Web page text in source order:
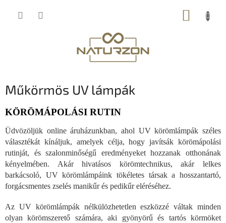
KOSÁR
Műkörmös UV lámpák
KÖRÖMÁPOLÁSI RUTIN
Üdvözöljük online áruházunkban, ahol UV körömlámpák széles
választékát kínáljuk, amelyek célja, hogy javítsák körömápolási
rutinját, és szalonminőségű eredményeket hozzanak otthonának
kényelmében. Akár hivatásos körömtechnikus, akár lelkes
barkácsoló, UV körömlámpáink tökéletes társak a hosszantartó,
forgácsmentes zselés manikűr és pedikűr eléréséhez.
Az UV körömlámpák nélkülözhetetlen eszközzé váltak minden
olyan körömszerető számára, aki gyönyörű és tartós körmöket